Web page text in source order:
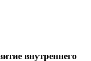
внутреннего